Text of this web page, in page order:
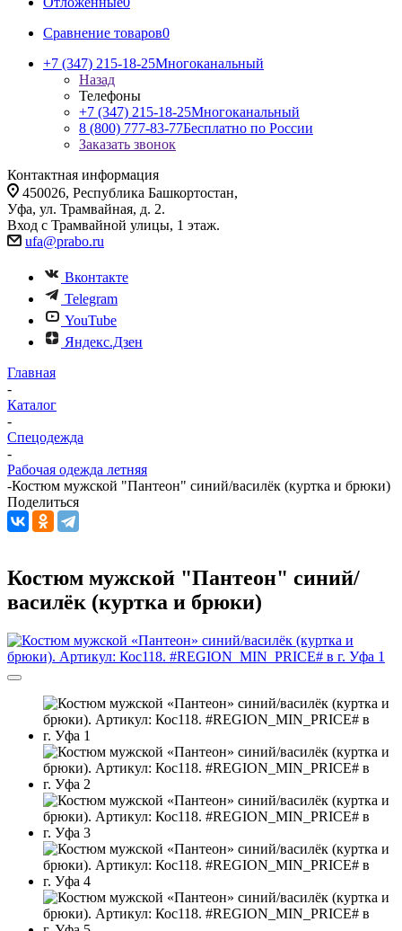
Сравнение товаров0
+7 (347) 215-18-25Многоканальный
Назад
Телефоны
+7 (347) 215-18-25Многоканальный
8 (800) 777-83-77Бесплатно по России
Заказать звонок
Контактная информация
450026, Республика Башкортостан,
Уфа, ул. Трамвайная, д. 2.
Вход с Трамвайной улицы, 1 этаж.
ufa@prabo.ru
Вконтакте
Telegram
YouTube
Яндекс.Дзен
Главная
-
Каталог
-
Спецодежда
-
Рабочая одежда летняя
-Костюм мужской "Пантеон" синий/василёк (куртка и брюки)
Поделиться
Костюм мужской "Пантеон" синий/
василёк (куртка и брюки)